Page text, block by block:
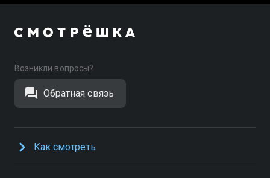
Возникли вопросы?
Обратная связь
Как смотреть